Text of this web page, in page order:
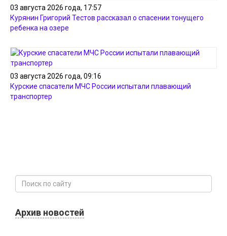
03 августа 2026 года, 17:57
Курянин Григорий Тестов рассказал о спасении тонущего
ребенка на озере
03 августа 2026 года, 09:16
Курские спасатели МЧС России испытали плавающий
транспортер
Архив новостей